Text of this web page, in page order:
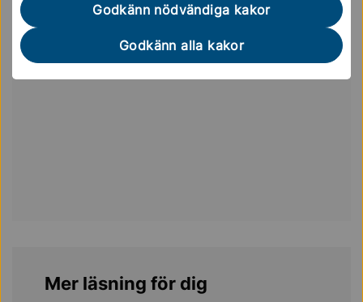
Godkänn nödvändiga kakor
Godkänn alla kakor
Mer läsning för dig